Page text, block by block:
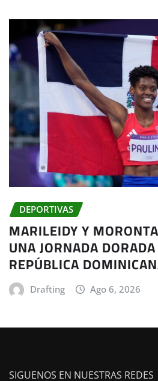
DEPORTIVAS
MARILEIDY Y
UNA JORNADA
REPÚBLICA
Drafting Ago 6, 2026
SIGUENOS EN NUESTRAS REDES